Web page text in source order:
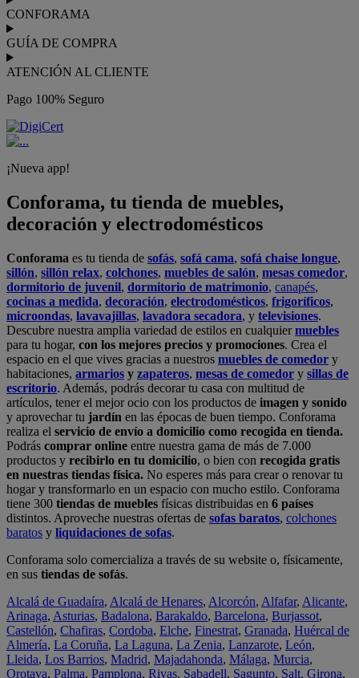
CONFORAMA
GUÍA DE COMPRA
ATENCIÓN AL CLIENTE
Pago 100% Seguro
¡Nueva app!
Conforama, tu tienda de muebles,
decoración y electrodomésticos
Conforama es tu tienda de sofás, sofá cama, sofá chaise longue,
sillón, sillón relax, colchones, muebles de salón, mesas comedor,
dormitorio de juvenil, dormitorio de matrimonio, canapés,
cocinas a medida, decoración, electrodomésticos, frigoríficos,
microondas, lavavajillas, lavadora secadora, y televisiones.
Descubre nuestra amplia variedad de estilos en cualquiermuebles
para tu hogar, con los mejores precios y promociones. Crea el
espacio en el que vives gracias a nuestros muebles de comedor y
habitaciones, armarios y zapateros, mesas de comedor y sillas de
escritorio. Además, podrás decorar tu casa con multitud de
artículos, tener el mejor ocio con los productos de imagen y sonido
y aprovechar tu jardín en las épocas de buen tiempo. Conforama
realiza el servicio de envío a domicilio como recogida en tienda.
Podrás comprar online entre nuestra gama de más de 7.000
productos y recibirlo en tu domicilio, o bien con recogida gratis
en nuestras tiendas física. No esperes más para crear o renovar tu
hogar y transformarlo en un espacio con mucho estilo. Conforama
tiene 300 tiendas de muebles físicas distribuidas en 6 países
distintos. Aproveche nuestras ofertas de sofas baratos, colchones
baratos y liquidaciones de sofas.
Conforama solo comercializa a través de su website o, físicamente,
en sus tiendas de sofás.
Alcalá de Guadaíra, Alcalá de Henares, Alcorcón, Alfafar, Alicante,
Arinaga, Asturias, Badalona, Barakaldo, Barcelona, Burjassot,
Castellón, Chafiras, Cordoba, Elche, Finestrat, Granada, Huércal de
Almería, La Coruña, La Laguna, La Zenia, Lanzarote, León,
Lleida, Los Barrios, Madrid, Majadahonda, Málaga, Murcia,
Orotava, Palma, Pamplona, Rivas, Sabadell, Sagunto, Salt, Girona,